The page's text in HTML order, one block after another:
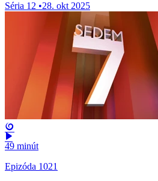
Séria 12 •28. okt 2025
49 minút
Epizóda 1021